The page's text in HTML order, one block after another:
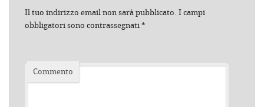
Il tuo indirizzo email non sarà pubblicato. I campi
obbligatori sono contrassegnati*
Commento